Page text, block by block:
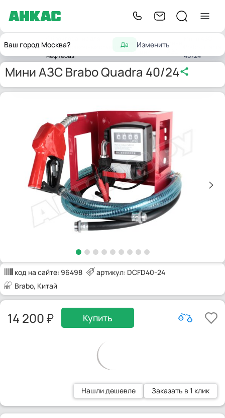
Ваш город Москва? Да Изменить
Главнаяавтозаправочных станций,
нефтебаз
ЗаправочныеМини
40/24
Мини АЗС Brabo Quadra 40/24
код на сайте: 96498
артикул: DCFD40-24
Brabo, Китай
14 200 Купить
Нашли дешевле Заказать в 1 клик